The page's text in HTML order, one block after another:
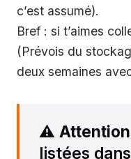
c’est assumé).
Bref : si t’aimes
(Prévois du
deux semaines
⚠️ Attention
listées